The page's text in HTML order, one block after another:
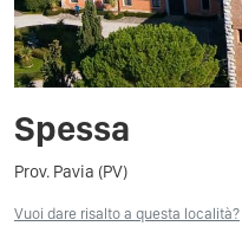
Spessa
Prov. Pavia (PV)
Vuoi dare risalto a questa località?